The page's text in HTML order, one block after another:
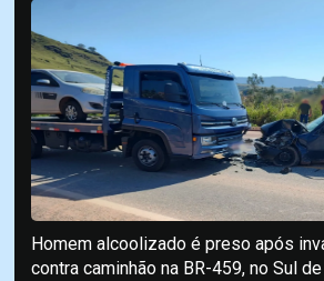
Homem alcoolizado é preso após
contra caminhão na BR-459, no Sul